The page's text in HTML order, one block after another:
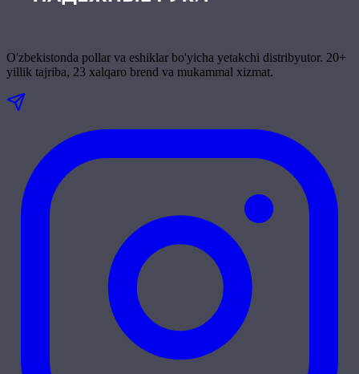
O'zbekistonda pollar va eshiklar bo'yicha yetakchi distribyutor. 20+
yillik tajriba, 23 xalqaro brend va mukammal xizmat.